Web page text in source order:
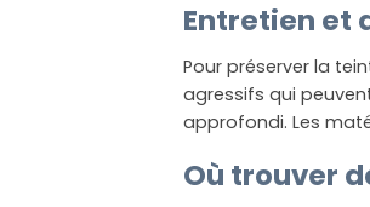
Entretien et
Pour préserver la
agressifs qui
approfondi. Les
Où trouver